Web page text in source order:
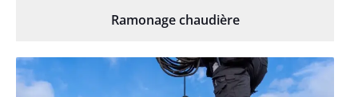
Ramonage chaudière